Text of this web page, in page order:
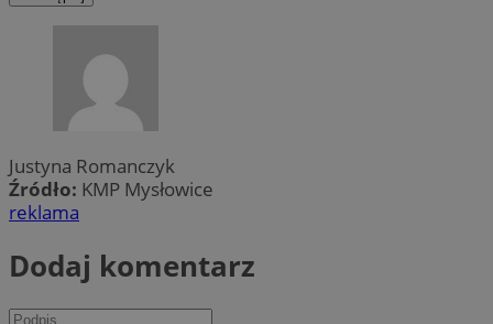
Justyna Romanczyk
Źródło: KMP Mysłowice
reklama
Dodaj komentarz